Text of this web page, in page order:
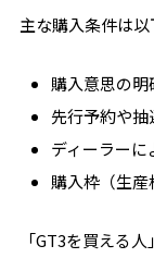
主な購入条件は以
購入意思の
先行予約や抽
ディーラー
購入枠（生
「GT3を買える